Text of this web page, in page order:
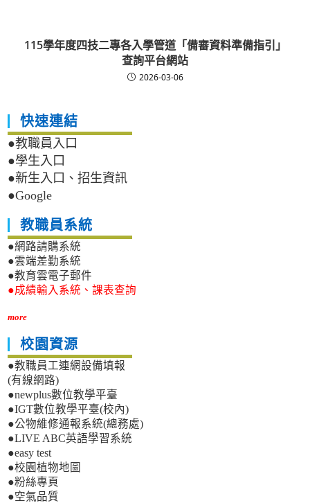
115學年度四技二專各入學管道「備審資料準備指引」
查詢平台網站
2026-03-06
快速連結
●教職員入口
●學生入口
●新生入口、招生資訊
●Google
教職員系統
●網路請購系統
●雲端差勤系統
●教育雲電子郵件
●成績輸入系統、課表查詢
more
校園資源
●教職員工連網設備填報
(有線網路)
●newplus數位教學平臺
●IGT數位教學平臺(校內)
●公物維修通報系統(總務處)
●LIVE ABC英語學習系統
●easy test
●校園植物地圖
●粉絲專頁
●空氣品質